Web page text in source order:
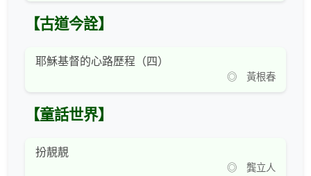
【古道今詮】
耶穌基督的心路歷程（四）
◎ 黃根春
【童話世界】
扮靚靚
◎ 龔立人